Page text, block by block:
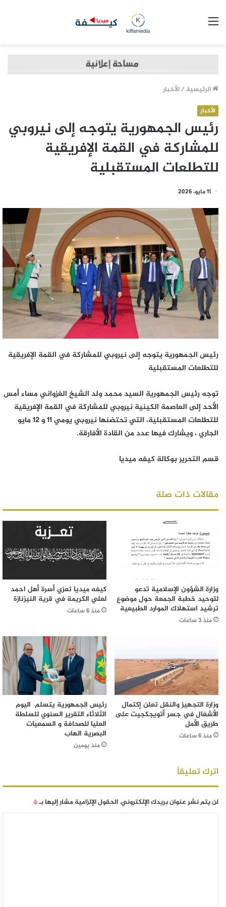
الرئيسية /الأخبار
الأخبار
رئيس الجمهورية يتوجه إلى نيروبي
للمشاركة في القمة الإفريقية
للتطلعات المستقبلية
11 مايو، 2026
رئيس الجمهورية يتوجه إلى نيروبي للمشاركة في القمة الإفريقية
للتطلعات المستقبلية
توجه رئيس الجمهورية السيد محمد ولد الشيخ الغزواني مساء أمس
الأحد إلى العاصمة الكينية نيروبي للمشاركة في القمة الإفريقية
للتطلعات المستقبلية، التي تحتضنها نيروبي يومي 11 و 12 مايو
الجاري ، ويشارك فيها عدد من القادة الأفارقة.
قسم التحرير بوكالة كيفه ميديا
مقالات ذات صلة
وزارة الشؤون الإسلامية تدعو
لتوحيد خطبة الجمعة حول موضوع
ترشيد استهلاك الموارد الطبيعية
منذ 3 ساعات
كيفه ميديا تعزي أسرة أهل احمد
لعلي الكريمة في قرية النيزنازة
منذ 6 ساعات
وزارة التجهيز والنقل تعلن إكتمال
الأشغال في جسر أتويجكجيت على
طريق الأمل
منذ 6 ساعات
رئيس الجمهورية يتسلم اليوم
الثلاثاء التقرير السنوي للسلطة
العليا للصحافة و السمعيات
البصرية الهاب
منذ يومين
اترك تعليقاً
لن يتم نشر عنوان بريدك الإلكتروني.الحقول الإلزامية مشار إليها بـ*